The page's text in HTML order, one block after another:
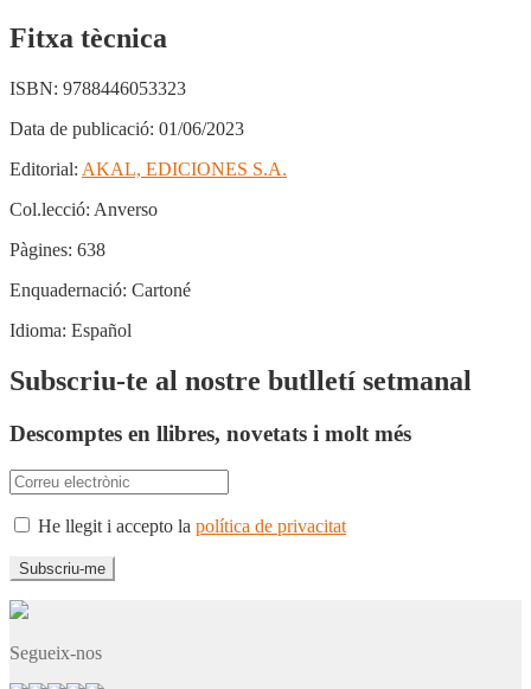
Fitxa tècnica
ISBN: 9788446053323
Data de publicació: 01/06/2023
Editorial: AKAL, EDICIONES S.A.
Col.lecció: Anverso
Pàgines: 638
Enquadernació: Cartoné
Idioma: Español
Subscriu-te al nostre butlletí setmanal
Descomptes en llibres, novetats i molt més
He llegit i accepto la política de privacitat
Segueix-nos